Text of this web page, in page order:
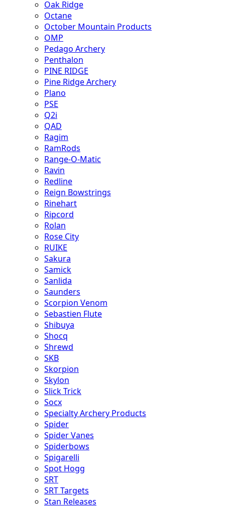
Oak Ridge
Octane
October Mountain Products
OMP
Pedago Archery
Penthalon
PINE RIDGE
Pine Ridge Archery
Plano
PSE
Q2i
QAD
Ragim
RamRods
Range-O-Matic
Ravin
Redline
Reign Bowstrings
Rinehart
Ripcord
Rolan
Rose City
RUIKE
Sakura
Samick
Sanlida
Saunders
Scorpion Venom
Sebastien Flute
Shibuya
Shocq
Shrewd
SKB
Skorpion
Skylon
Slick Trick
Socx
Specialty Archery Products
Spider
Spider Vanes
Spiderbows
Spigarelli
Spot Hogg
SRT
SRT Targets
Stan Releases